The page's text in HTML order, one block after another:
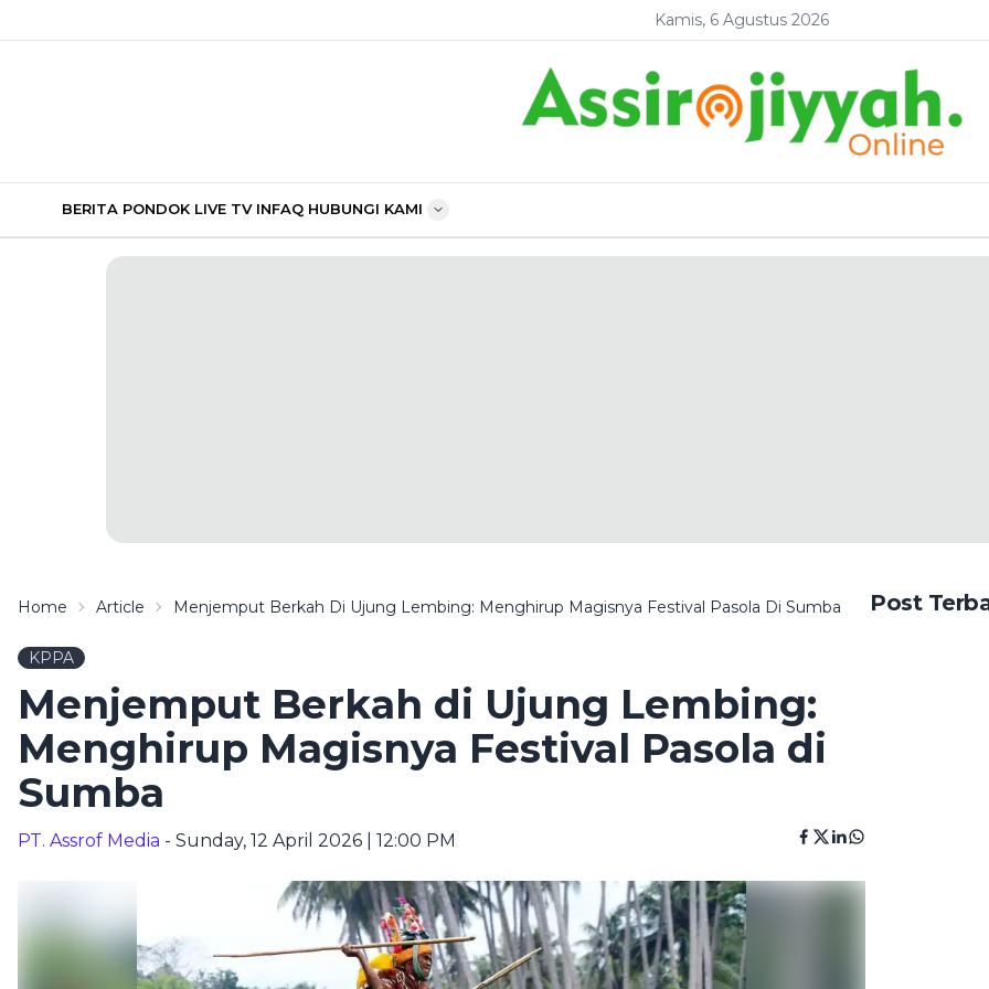
Kamis, 6 Agustus 2026
BERITA PONDOK LIVE TV INFAQ HUBUNGI KAMI
Home Article Menjemput Berkah Di Ujung Lembing: Menghirup Magisnya Festival Pasola Di Sumba
KPPA
Menjemput Berkah di Ujung Lembing:
Menghirup Magisnya Festival Pasola di
Sumba
PT. Assrof Media - Sunday, 12 April 2026 | 12:00 PM
Post